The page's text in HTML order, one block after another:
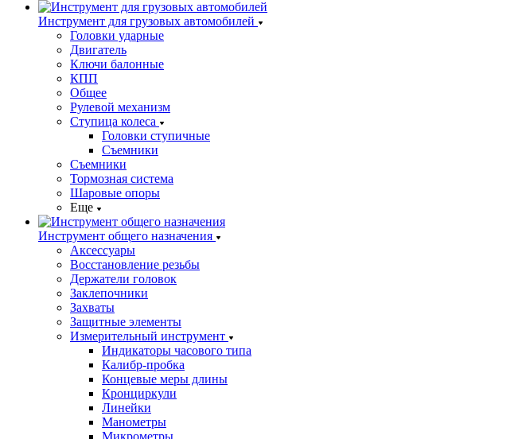
Инструмент для грузовых автомобилей
Головки ударные
Двигатель
Ключи балонные
КПП
Общее
Рулевой механизм
Ступица колеса
Головки ступичные
Съемники
Съемники
Тормозная система
Шаровые опоры
Еще
Инструмент общего назначения
Аксессуары
Восстановление резьбы
Держатели головок
Заклепочники
Захваты
Защитные элементы
Измерительный инструмент
Индикаторы часового типа
Калибр-пробка
Концевые меры длины
Кронциркули
Линейки
Манометры
Микрометры